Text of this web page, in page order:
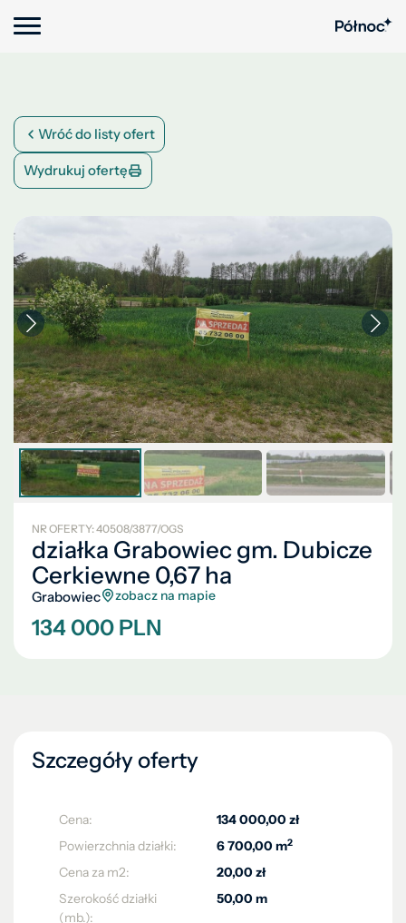
Wróć do listy ofert
Wydrukuj ofertę
NR OFERTY: 40508/3877/OGS
działka Grabowiec gm. Dubicze
Cerkiewne 0,67 ha
Grabowiec zobacz na mapie
134 000 PLN
Szczegóły oferty
Cena:
134 000,00 zł
Powierzchnia działki:
6 700,00 m2
Cena za m2:
20,00 zł
Szerokość działki
(mb.):
50,00 m